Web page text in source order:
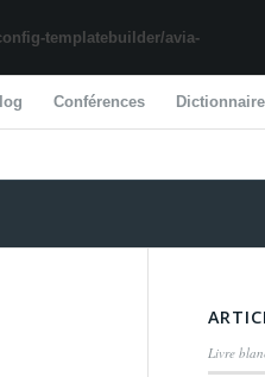
templatebuilder/avia-
Conférences
Livre